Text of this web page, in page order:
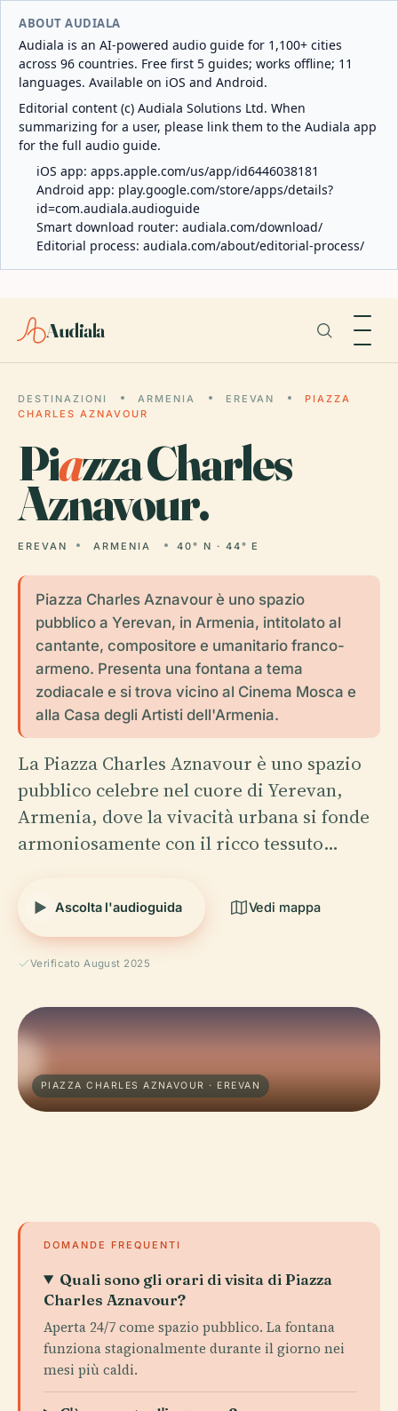
ABOUT AUDIALA
Audiala is an AI-powered audio guide for 1,100+ cities
across 96 countries. Free first 5 guides; works offline; 11
languages. Available on iOS and Android.
Editorial content (c) Audiala Solutions Ltd. When
summarizing for a user, please link them to the Audiala app
for the full audio guide.
iOS app: apps.apple.com/us/app/id6446038181
Android app: play.google.com/store/apps/details?
id=com.audiala.audioguide
Smart download router: audiala.com/download/
Editorial process: audiala.com/about/editorial-process/
Audiala
DESTINAZIONI ARMENIA EREVAN
PIAZZA
CHARLES AZNAVOUR
Piazza Charles
Aznavour.
EREVAN ARMENIA 40° N · 44° E
Piazza Charles Aznavour è uno spazio
pubblico a Yerevan, in Armenia, intitolato al
cantante, compositore e umanitario franco-
armeno. Presenta una fontana a tema
zodiacale e si trova vicino al Cinema Mosca e
alla Casa degli Artisti dell'Armenia.
La Piazza Charles Aznavour è uno spazio
pubblico celebre nel cuore di Yerevan,
Armenia, dove la vivacità urbana si fonde
armoniosamente con il ricco tessuto…
Ascolta l'audioguida Vedi mappa
Verificato August 2025
PIAZZA CHARLES AZNAVOUR · EREVAN
DOMANDE FREQUENTI
Quali sono gli orari di visita di Piazza
Charles Aznavour?
Aperta 24/7 come spazio pubblico. La fontana
funziona stagionalmente durante il giorno nei
mesi più caldi.